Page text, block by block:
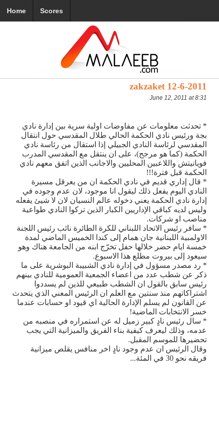
Home Scores
zakzaket 12-6-2011
June 12, 2011 at 8:31
* تحدثت معلومات عن مفاوضات اولية سرية بين إدارة نادي
بجة ورئيس نادي الحكمة الحالي طلال المقدسي حول انتقال
المقدسي لرئاسة النادي الجبيلي إذا استقال من رئاسة نادي
الحكمة (كما هو مرجح)، على ان ينتقل مع المقدسي المدرب
فويانيتش واللاعبين المحليين والاجانب الذين اتفق معهم نادي
الحكمة قبل فترة!!!
* قال إداري قديم في نادي الحكمة ان من يعرقل مسيرة
النادي اليوم يفعل ذلك ليقول انا موجود، لان عدم وجوده في
إدارة نادي الحكمة يعني دخوله عالم النسيان لان لا شيئ يفعله
وليس لديه كباقي الإداريين الكبار الذين تركوا النادي طواعية
مناصب او شركات.
* سافر رئيس الاتحاد اللبناني للكرة الطائرة نائب رئيس اللجنة
الاولمبية اللبنانية جان همام إلى كندا الخميس الماضي لمدة
خمسة ايام حضر خلالها حفل تخرّج ابنه من الجامعة هناك وهو
سيعود إلى بيروت مطلع هذا الاسبوع.
* رد مصدر مسؤول في إدارة نادي الشبيبة البوشرية على ما
ذكر عن شطب عدد من اعضاء الجمعية العمومية للنادي بينهم
رئيس سابق بالقول ان الشطب طبيعي للذين لم يسددوا
اشتراكاتهم منذ سنتين مع العلم ان الرئيس المعني الذي يتحدث
عن القانون لم يسلم الإدارة الحالية اي قيود او حسابات عندما
خسر الانتخابات الماضية!
* سال رئيس نادٍ كبير زميل له عن استمراره في منصبه من
عدمه، وذلك ليعرف كيفية بناء الفريق والميزانية التي يجب
تحضيرها للموسم المقبل.
وقال الرئيس ان عدم وجود نادٍ اخر منافس يقلص ميزانية
فريقه نحو 30 في المئة...